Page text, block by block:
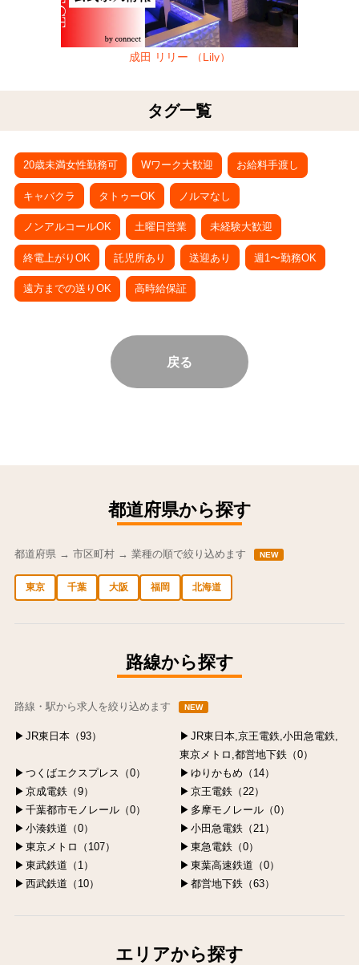
成田 リリー （Lily）
タグ一覧
20歳未満女性勤務可 Wワーク大歓迎 お給料手渡し
キャバクラ タトゥーOK ノルマなし
ノンアルコールOK 土曜日営業 未経験大歓迎
終電上がりOK 託児所あり 送迎あり 週1〜勤務OK
遠方までの送りOK 高時給保証
戻る
都道府県から探す
都道府県 → 市区町村 → 業種の順で絞り込めます NEW
東京 千葉 大阪 福岡 北海道
路線から探す
路線・駅から求人を絞り込めます NEW
JR東日本（93）
JR東日本,京王電鉄,小田急電鉄,
東京メトロ,都営地下鉄（0）
つくばエクスプレス（0）
ゆりかもめ（14）
京成電鉄（9）
京王電鉄（22）
千葉都市モノレール（0）
多摩モノレール（0）
小湊鉄道（0）
小田急電鉄（21）
東京メトロ（107）
東急電鉄（0）
東武鉄道（1）
東葉高速鉄道（0）
西武鉄道（10）
都営地下鉄（63）
エリアから探す